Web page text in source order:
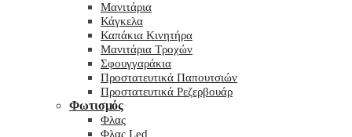
Μανιτάρια
Κάγκελα
Καπάκια Κινητήρα
Μανιτάρια Τροχών
Σφουγγαράκια
Προστατευτικά Παπουτσιών
Προστατευτικά Ρεζερβουάρ
Φωτισμός
Φλας
Φλας Led